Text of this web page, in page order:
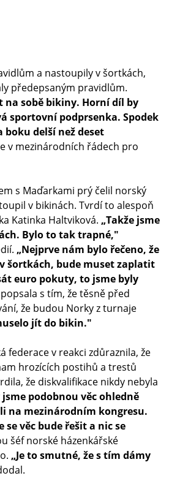
a nastoupily v šortkách,
předepsaným pravidlům.
na sobě bikiny. Horní díl by
sportovní podprsenka. Spodek
boku delší než deset
v mezinárodních řádech pro
s Maďarkami prý čelil norský
v bikinách. Tvrdí to alespoň
Katinka Haltviková. „Takže jsme
Bylo to tak trapné,"
„Nejprve nám bylo řečeno, že
šortkách, bude muset zaplatit
euro pokuty, to jsme byly
popsala s tím, že těsně před
že budou Norky z turnaje
jít do bikin."
federace v reakci zdůraznila, že
hrozících postihů a trestů
že diskvalifikace nikdy nebyla
jsme podobnou věc ohledně
na mezinárodním kongresu.
se věc bude řešit a nic se
šéf norské házenkářské
„Je to smutné, že s tím dámy